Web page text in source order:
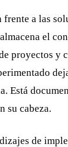
a las
el
proyectos y
Está
su cabeza.
de